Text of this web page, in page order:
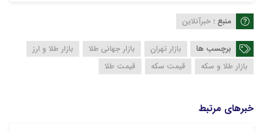
منبع : خبرآنلاین
برچسب ها بازار تهران بازار جهانی طلا
بازار طلا و ارز
بازار طلا و سکه
قیمت سکه قیمت طلا
خبرهای مرتبط